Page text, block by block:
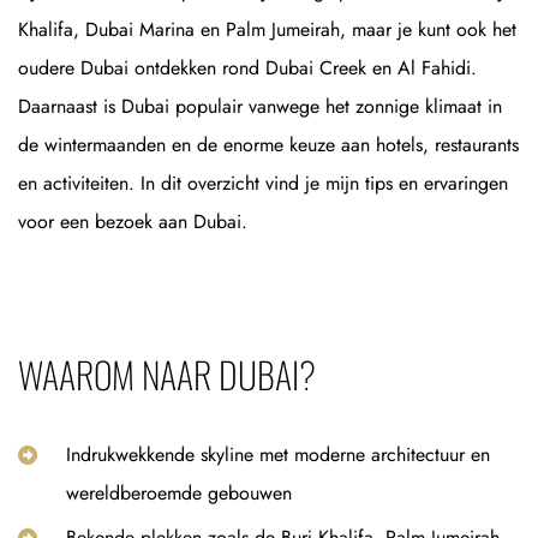
Khalifa, Dubai Marina en Palm Jumeirah, maar je kunt ook het
oudere Dubai ontdekken rond Dubai Creek en Al Fahidi.
Daarnaast is Dubai populair vanwege het zonnige klimaat in
de wintermaanden en de enorme keuze aan hotels, restaurants
en activiteiten. In dit overzicht vind je mijn tips en ervaringen
voor een bezoek aan Dubai.
WAAROM NAAR DUBAI?
Indrukwekkende skyline met moderne architectuur en
wereldberoemde gebouwen